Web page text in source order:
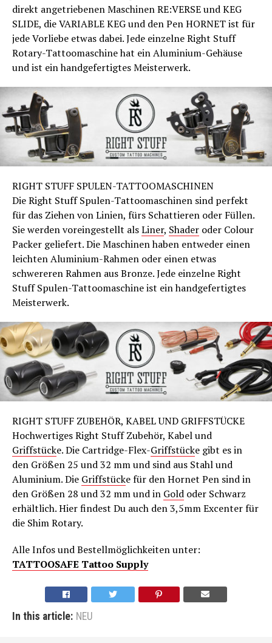
direkt angetriebenen Maschinen RE:VERSE und KEG
SLIDE, die VARIABLE KEG und den Pen HORNET ist für
jede Vorliebe etwas dabei. Jede einzelne Right Stuff
Rotary-Tattoomaschine hat ein Aluminium-Gehäuse
und ist ein handgefertigtes Meisterwerk.
RIGHT STUFF SPULEN-TATTOOMASCHINEN
Die Right Stuff Spulen-Tattoomaschinen sind perfekt
für das Ziehen von Linien, fürs Schattieren oder Füllen.
Sie werden voreingestellt alsLiner, Shader oder Colour
Packer geliefert. Die Maschinen haben entweder einen
leichten Aluminium-Rahmen oder einen etwas
schwereren Rahmen aus Bronze. Jede einzelne Right
Stuff Spulen-Tattoomaschine ist ein handgefertigtes
Meisterwerk.
RIGHT STUFF ZUBEHÖR, KABEL UND GRIFFSTÜCKE
Hochwertiges Right Stuff Zubehör, Kabel und
Griffstücke. Die Cartridge-Flex-Griffstücke gibt es in
den Größen 25 und 32 mm und sind aus Stahl und
Aluminium. Die Griffstücke für den Hornet Pen sind in
den Größen 28 und 32 mm und in Gold oder Schwarz
erhältlich. Hier findest Du auch den 3,5mm Excenter für
die Shim Rotary.
Alle Infos und Bestellmöglichkeiten unter:
TATTOOSAFE Tattoo Supply
In this article: NEU